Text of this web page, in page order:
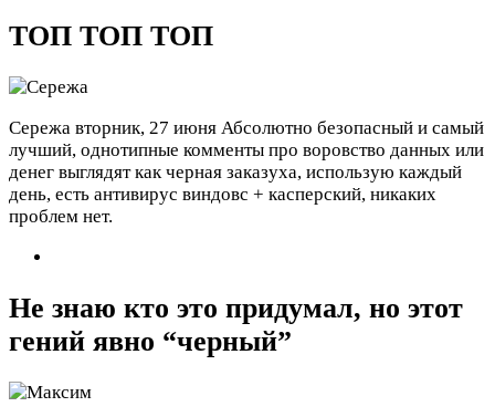
ТОП ТОП ТОП
Сережа вторник, 27 июня Абсолютно безопасный и самый
лучший, однотипные комменты про воровство данных или
денег выглядят как черная заказуха, использую каждый
день, есть антивирус виндовс + касперский, никаких
проблем нет.
Не знаю кто это придумал, но этот
гений явно “черный”